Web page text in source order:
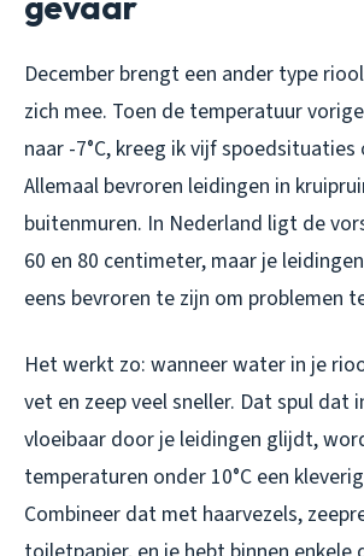
December brengt een ander type
zich mee. Toen de temperatuur
naar -7°C, kreeg ik vijf spoedsituaties
Allemaal bevroren leidingen in
buitenmuren. In Nederland ligt de
60 en 80 centimeter, maar je
eens bevroren te zijn om problemen
Het werkt zo: wanneer water in je
vet en zeep veel sneller. Dat spul dat
vloeibaar door je leidingen glijdt,
temperaturen onder 10°C een
Combineer dat met haarvezels,